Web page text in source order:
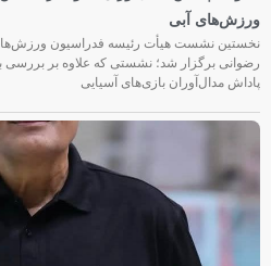
ورزش‌های آبی
نخستین نشست هیأت رئیسه فدراسیون
رضوانی برگزار شد؛ نشستی که علاوه بر بررسی
پاداش مدال‌آوران بازی‌های آسیایی